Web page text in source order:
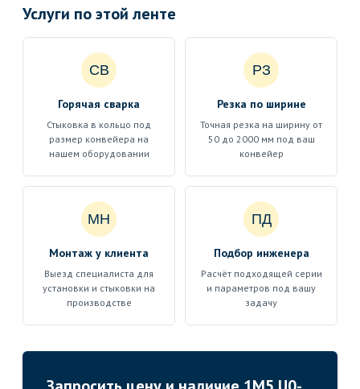
Услуги по этой ленте
СВ
Горячая сварка
Стыковка в кольцо под
размер конвейера на
нашем оборудовании
РЗ
Резка по ширине
Точная резка на ширину от
50 до 2000 мм под ваш
конвейер
МН
Монтаж у клиента
Выезд специалиста для
установки и стыковки на
производстве
ПД
Подбор инженера
Расчёт подходящей серии
и параметров под вашу
задачу